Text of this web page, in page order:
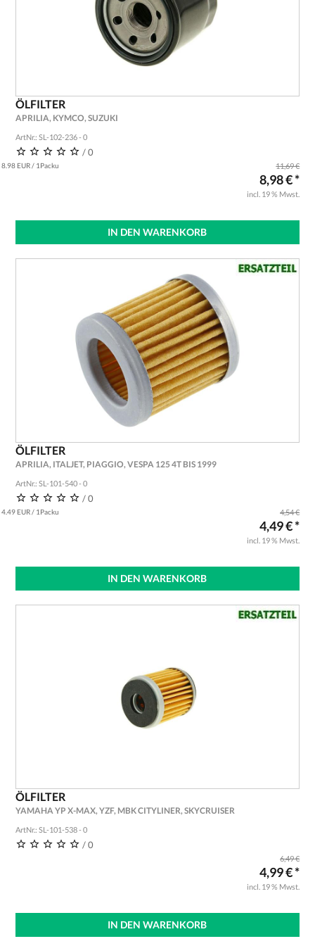
ÖLFILTER
APRILIA, KYMCO, SUZUKI
ArtNr.: SL-102-236 - 0
/ 0
11,69 €
8.98 EUR / 1Packu
8,98 € *
incl. 19 % Mwst.
IN DEN WARENKORB
ÖLFILTER
APRILIA, ITALJET, PIAGGIO, VESPA 125 4T BIS 1999
ArtNr.: SL-101-540 - 0
/ 0
4,54 €
4.49 EUR / 1Packu
4,49 € *
incl. 19 % Mwst.
IN DEN WARENKORB
ÖLFILTER
YAMAHA YP X-MAX, YZF, MBK CITYLINER, SKYCRUISER
ArtNr.: SL-101-538 - 0
/ 0
6,49 €
4,99 € *
incl. 19 % Mwst.
IN DEN WARENKORB